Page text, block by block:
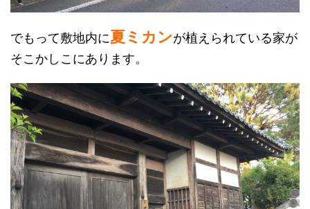
でもって敷地内に夏ミカンが植えられている家が
そこかしこにあります。